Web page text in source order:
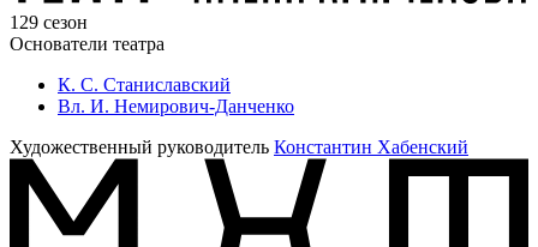
129 сезон
Основатели театра
К. С. Станиславский
Вл. И. Немирович-Данченко
Художественный руководитель Константин Хабенский